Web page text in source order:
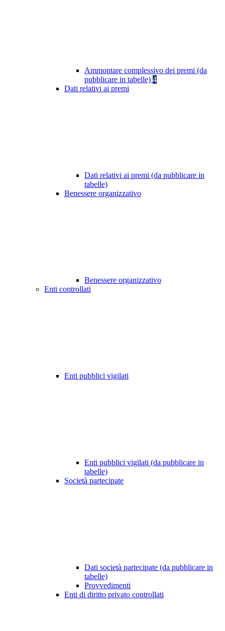
Ammontare complessivo dei premi (da
pubblicare in tabelle) 4
Dati relativi ai premi
Dati relativi ai premi (da pubblicare in
tabelle)
Benessere organizzativo
Benessere organizzativo
Enti controllati
Enti pubblici vigilati
Enti pubblici vigilati (da pubblicare in
tabelle)
Società partecipate
Dati società partecipate (da pubblicare in
tabelle)
Provvedimenti
Enti di diritto privato controllati